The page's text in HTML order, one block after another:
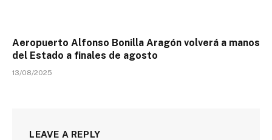
Aeropuerto Alfonso Bonilla Aragón volverá a manos
del Estado a finales de agosto
13/08/2025
LEAVE A REPLY